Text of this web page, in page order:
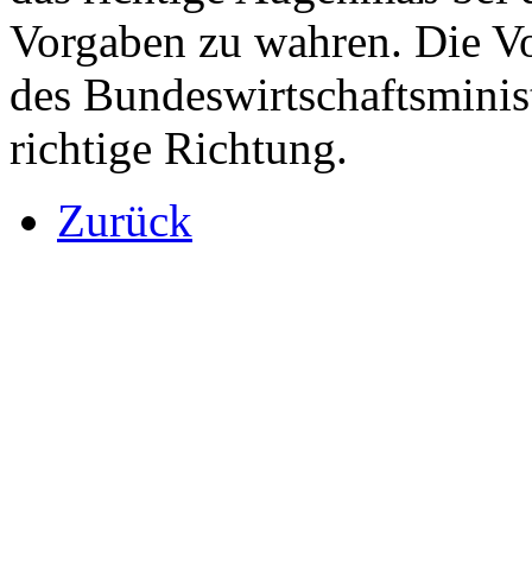
Vorgaben zu wahren. Die
des
richtige Richtung.
Zurück